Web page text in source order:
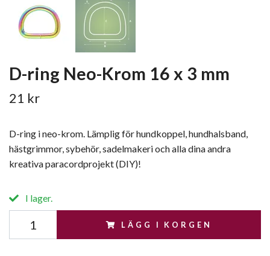
D-ring Neo-Krom 16 x 3 mm
21 kr
D-ring i neo-krom. Lämplig för hundkoppel, hundhalsband,
hästgrimmor, sybehör, sadelmakeri och alla dina andra
kreativa paracordprojekt (DIY)!
I lager.
LÄGG I KORGEN